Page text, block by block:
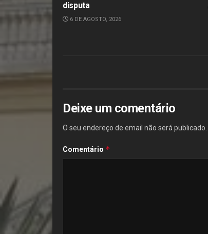
disputa
6 DE AGOSTO, 2026
Deixe um comentário
O seu endereço de email não será publicado.
Comentário *